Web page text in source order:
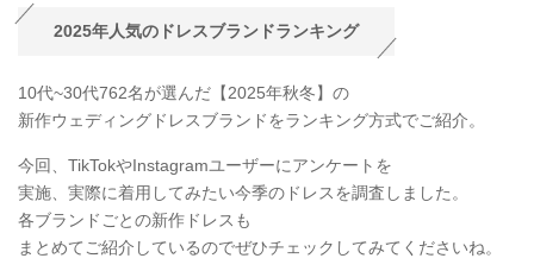
2025年人気のドレスブランドランキング
10代~30代762名が選んだ【2025年秋冬】の
新作ウェディングドレスブランドをランキング方式でご紹介。
今回、TikTokやInstagramユーザーにアンケートを
実施、実際に着用してみたい今季のドレスを調査しました。
各ブランドごとの新作ドレスも
まとめてご紹介しているのでぜひチェックしてみてくださいね。